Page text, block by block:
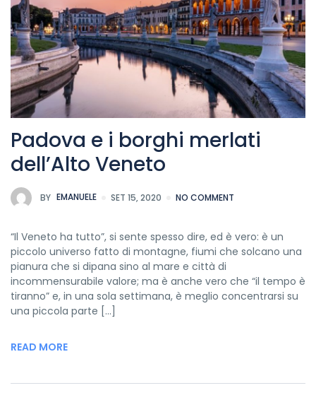
Padova e i borghi merlati
dell’Alto Veneto
BY EMANUELE SET 15, 2020 NO COMMENT
“Il Veneto ha tutto”, si sente spesso dire, ed è vero: è un
piccolo universo fatto di montagne, fiumi che solcano una
pianura che si dipana sino al mare e città di
incommensurabile valore; ma è anche vero che “il tempo è
tiranno” e, in una sola settimana, è meglio concentrarsi su
una piccola parte […]
READ MORE